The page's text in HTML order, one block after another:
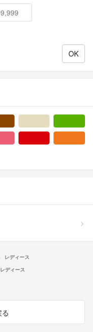
ー
レディース
ディース